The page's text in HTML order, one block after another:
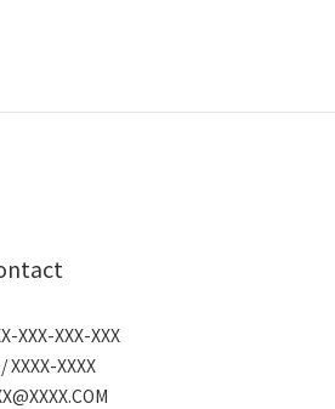
XXX-XXX-XXX
XXXX-XXXX